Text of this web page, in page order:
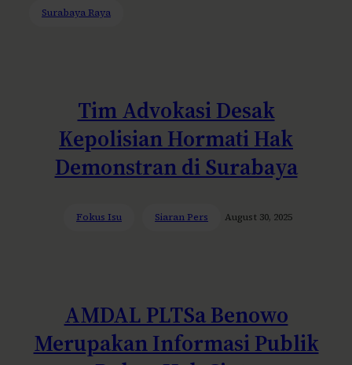
Surabaya Raya
Tim Advokasi Desak
Kepolisian Hormati Hak
Demonstran di Surabaya
Fokus Isu Siaran Pers August 30, 2025
AMDAL PLTSa Benowo
Merupakan Informasi Publik